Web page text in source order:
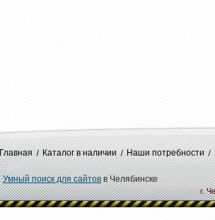
Главная Каталог в наличии Наши потребности
Умный поиск для сайтовв Челябинске
г.